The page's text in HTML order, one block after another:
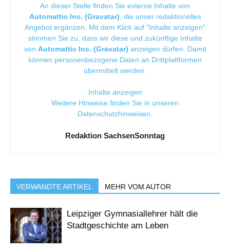
An dieser Stelle finden Sie externe Inhalte von
Automattic Inc. (Gravatar), die unser redaktionelles
Angebot ergänzen. Mit dem Klick auf "Inhalte anzeigen"
stimmen Sie zu, dass wir diese und zukünftige Inhalte
von Automattic Inc. (Gravatar) anzeigen dürfen. Damit
können personenbezogene Daten an Drittplattformen
übermittelt werden.
Inhalte anzeigen
Weitere Hinweise finden Sie in unseren
Datenschutzhinweisen.
Redaktion SachsenSonntag
VERWANDTE ARTIKEL MEHR VOM AUTOR
Leipziger Gymnasiallehrer hält die
Stadtgeschichte am Leben